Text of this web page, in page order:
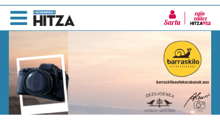
Sartu